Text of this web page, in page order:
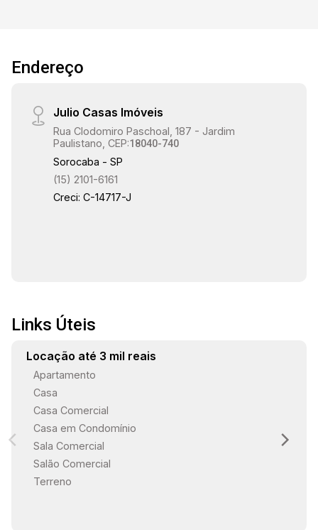
17:00
17:30
18:00
19:00
Endereço
Julio Casas Imóveis
Rua Clodomiro Paschoal, 187 - Jardim
Paulistano, CEP:18040-740
Sorocaba - SP
(15) 2101-6161
Creci: C-14717-J
Links Úteis
Locação até 3 mil reais
Apartamento
Casa
Casa Comercial
Casa em Condomínio
Sala Comercial
Salão Comercial
Terreno